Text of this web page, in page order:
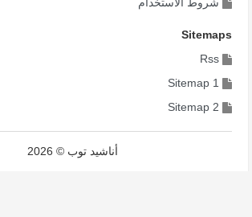
Sitemaps
Rss
Sitemap 1
Sitemap 2
أناشيد توب © 2026